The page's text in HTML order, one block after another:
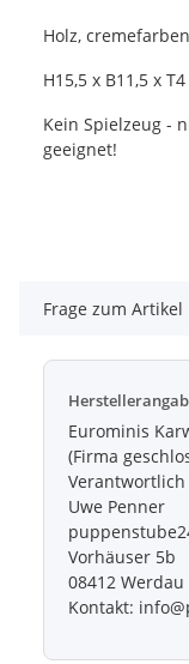
Holz,
H15,5 x B11,5 x
Kein Spielzeug -
geeignet!
Frage zum Artikel
Eurominis
(Firma
Uwe Penner
Vorhäuser 5b
08412 Werdau
Kontakt: